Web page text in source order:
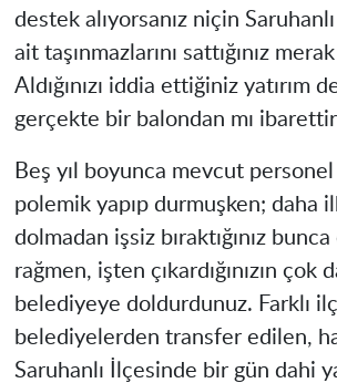
destek alıyorsanız niçin
ait taşınmazlarını sattığınız
Aldığınızı iddia ettiğiniz yatırım
gerçekte bir balondan mı
Beş yıl boyunca mevcut personel
polemik yapıp durmuşken; daha ilk
dolmadan işsiz bıraktığınız
rağmen, işten çıkardığınızın çok
belediyeye doldurdunuz. Farklı
belediyelerden transfer edilen,
Saruhanlı İlçesinde bir gün dahi